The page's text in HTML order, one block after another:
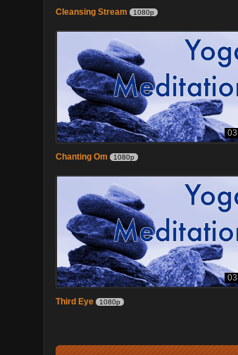
Cleansing Stream 1080p
Chanting Om 1080p
Third Eye 1080p